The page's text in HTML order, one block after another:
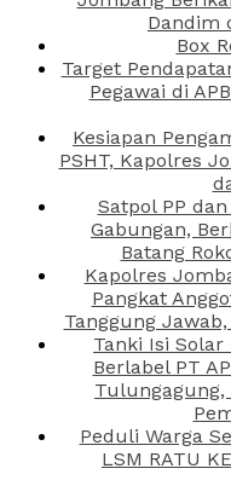
Dandim
Box
Target
Pegawai di
Kesiapan
PSHT, Kapolres
Satpol PP
Gabungan,
Batang
Kapolres
Pangkat
Tanggung
Tanki Isi Solar
Berlabel PT
Tulungagung,
Peduli Warga
LSM RATU